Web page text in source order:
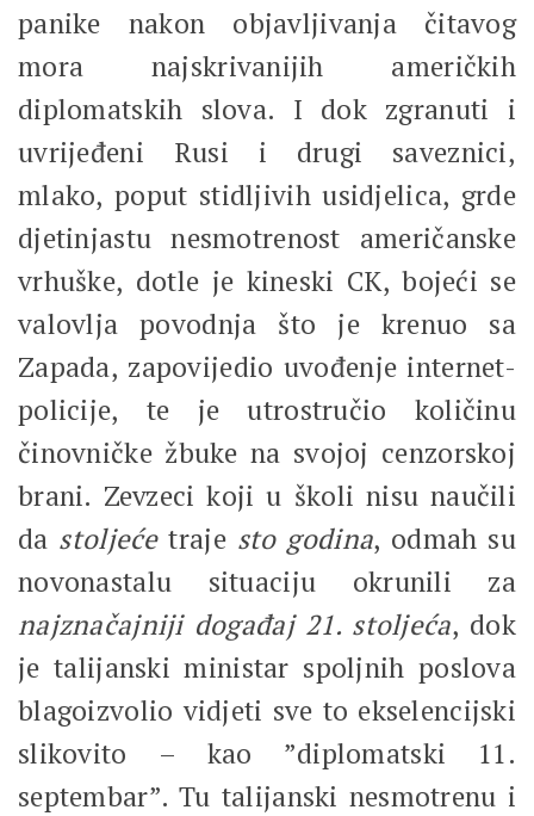
panike nakon objavljivanja čitavog
mora najskrivanijih američkih
diplomatskih slova. I dok zgranuti i
uvrijeđeni Rusi i drugi saveznici,
mlako, poput stidljivih usidjelica, grde
djetinjastu nesmotrenost američanske
vrhuške, dotle je kineski CK, bojeći se
valovlja povodnja što je krenuo sa
Zapada, zapovijedio uvođenje internet-
policije, te je utrostručio količinu
činovničke žbuke na svojoj cenzorskoj
brani. Zevzeci koji u školi nisu naučili
da stoljećetraje sto godina, odmah su
novonastalu situaciju okrunili za
najznačajniji događaj 21. stoljeća, dok
je talijanski ministar spoljnih poslova
blagoizvolio vidjeti sve to ekselencijski
slikovito – kao ”diplomatski 11.
septembar”. Tu talijanski nesmotrenu i